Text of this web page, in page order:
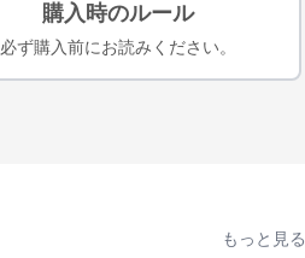
購入時のルール
必ず購入前にお読みください。
もっと見る